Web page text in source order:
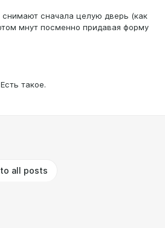
сначала целую дверь (как
мнут посменно придавая форму
такое.
all posts